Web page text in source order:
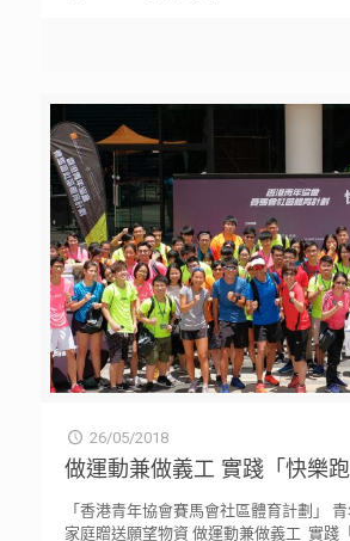
26/05/2018
做運動兼做義工 實踐「快樂跑
「香港青年協會賽馬會社區體育計劃」
家庭贈送願望物資 做運動兼做義工 實踐